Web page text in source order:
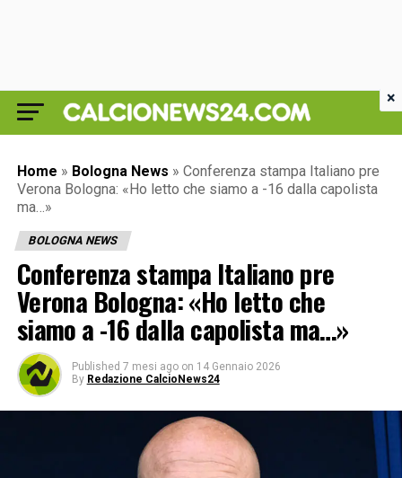
Home » Bologna News » Conferenza stampa Italiano pre
Verona Bologna: «Ho letto che siamo a -16 dalla capolista
ma…»
BOLOGNA NEWS
Conferenza stampa Italiano pre
Verona Bologna: «Ho letto che
siamo a -16 dalla capolista ma…»
Published 7 mesi ago on 14 Gennaio 2026
By Redazione CalcioNews24
×